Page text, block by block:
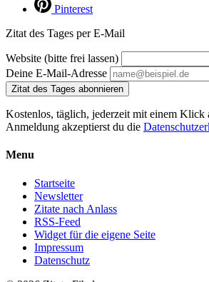
Pinterest
Zitat des Tages per E-Mail
Website (bitte frei lassen)
Deine E-Mail-Adresse
Zitat des Tages abonnieren
Kostenlos, täglich, jederzeit mit einem Klick
Anmeldung akzeptierst du die
Menu
Startseite
Newsletter
Zitate nach Anlass
RSS-Feed
Widget für die eigene Seite
Impressum
Datenschutz